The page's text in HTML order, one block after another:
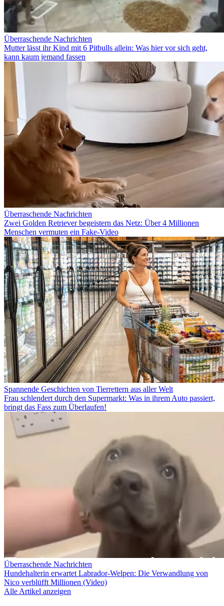
Überraschende Nachrichten
Mutter lässt ihr Kind mit 6 Pitbulls allein: Was hier vor sich geht,
kann kaum jemand fassen
Überraschende Nachrichten
Zwei Golden Retriever begeistern das Netz: Über 4 Millionen
Menschen vermuten ein Fake-Video
Spannende Geschichten von Tierrettern aus aller Welt
Frau schlendert durch den Supermarkt: Was in ihrem Auto passiert,
bringt das Fass zum Überlaufen!
Überraschende Nachrichten
Hundehalterin erwartet Labrador-Welpen: Die Verwandlung von
Nico verblüfft Millionen (Video)
Alle Artikel anzeigen